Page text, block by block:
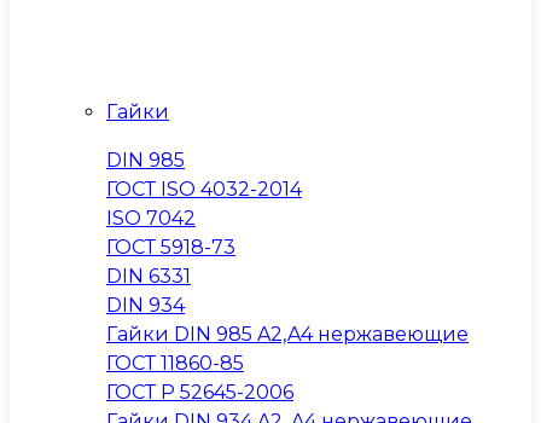
Гайки
DIN 985
ГОСТ ISO 4032-2014
ISO 7042
ГОСТ 5918-73
DIN 6331
DIN 934
Гайки DIN 985 A2,A4 нержавеющие
ГОСТ 11860-85
ГОСТ Р 52645-2006